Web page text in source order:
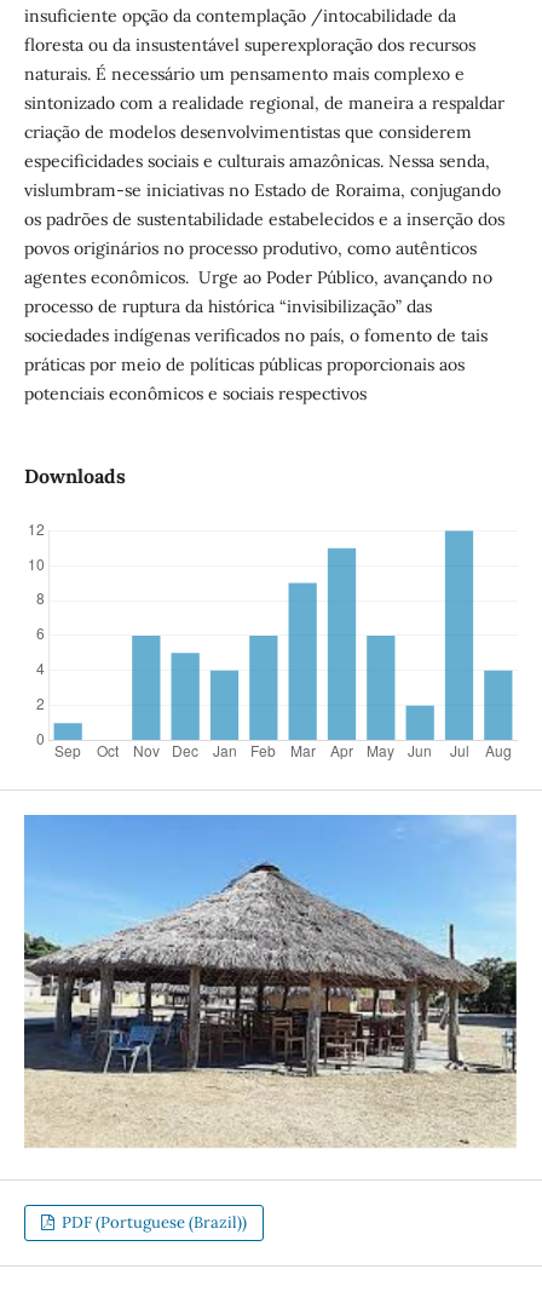
insuficiente opção da contemplação /intocabilidade da
floresta ou da insustentável superexploração dos recursos
naturais. É necessário um pensamento mais complexo e
sintonizado com a realidade regional, de maneira a respaldar
criação de modelos desenvolvimentistas que considerem
especificidades sociais e culturais amazônicas. Nessa senda,
vislumbram-se iniciativas no Estado de Roraima, conjugando
os padrões de sustentabilidade estabelecidos e a inserção dos
povos originários no processo produtivo, como autênticos
agentes econômicos. Urge ao Poder Público, avançando no
processo de ruptura da histórica “invisibilização” das
sociedades indígenas verificados no país, o fomento de tais
práticas por meio de políticas públicas proporcionais aos
potenciais econômicos e sociais respectivos
Downloads
PDF (Portuguese (Brazil))